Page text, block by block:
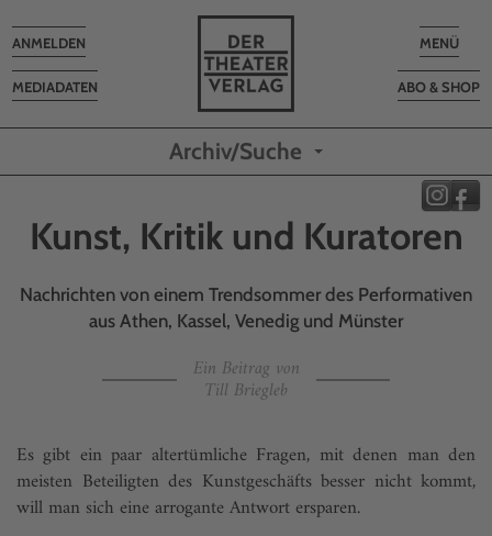
Toggle
MENÜ
ABO & SHOP
MEDIADATEN
Toggle
navigation
ANMELDEN
Archiv/Suche
Kunst, Kritik und Kuratoren
Nachrichten von einem Trendsommer des Performativen
aus Athen, Kassel, Venedig und Münster
Ein Beitrag von
Till Briegleb
Es gibt ein paar altertümliche Fragen, mit denen man den
meisten Beteiligten des Kunstgeschäfts besser nicht kommt,
will man sich eine arrogante Antwort ersparen.